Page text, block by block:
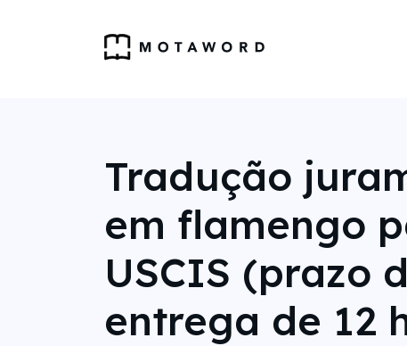
Tradução
em flamengo
USCIS (prazo
entrega de 12